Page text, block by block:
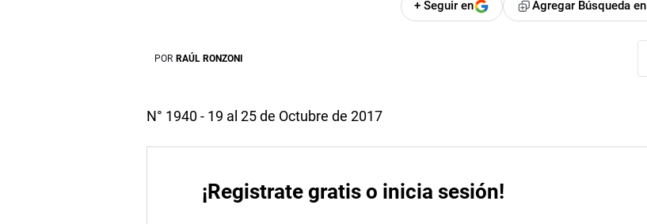
+ Seguir en Agregar Búsqueda en
POR RAÚL RONZONI
N° 1940 - 19 al 25 de Octubre de 2017
¡Registrate gratis o inicia sesión!